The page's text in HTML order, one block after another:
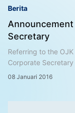
Berita
Secretary
Referring to the
Corporate
08 Januari 2016